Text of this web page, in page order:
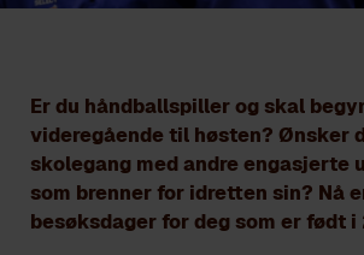
Er du håndballspiller og skal
videregående til høsten? Ønsker
skolegang med andre engasjerte
som brenner for idretten sin? Nå
besøksdager for deg som er født i